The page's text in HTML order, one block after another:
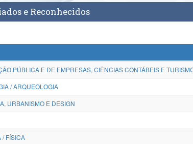
e Reconhecidos
PÚBLICA E DE EMPRESAS, CIÊNCIAS CONTÁBEIS E
/ ARQUEOLOGIA
URBANISMO E DESIGN
/ FÍSICA